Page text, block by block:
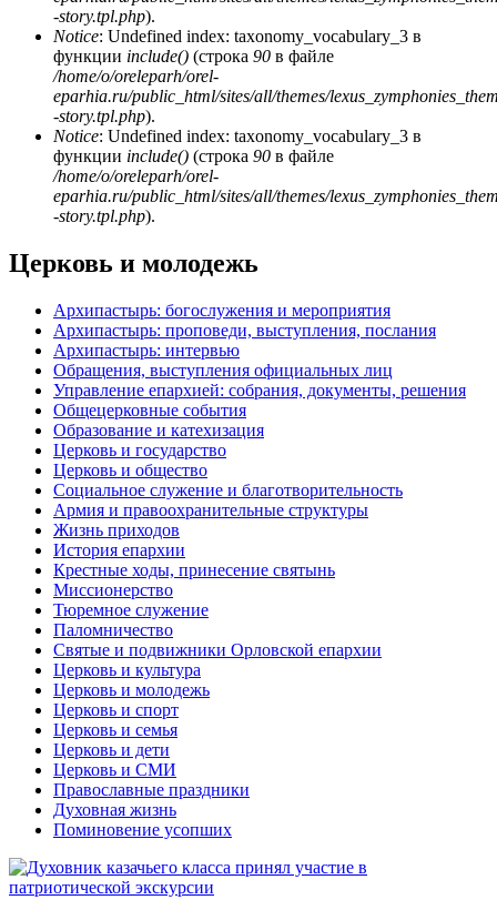
-story.tpl.php).
Notice: Undefined index: taxonomy_vocabulary_3 в
функции include() (строка 90 в файле
/home/o/oreleparh/orel-
eparhia.ru/public_html/sites/all/themes/
-story.tpl.php).
Notice: Undefined index: taxonomy_vocabulary_3 в
функции include() (строка 90 в файле
/home/o/oreleparh/orel-
eparhia.ru/public_html/sites/all/themes/
-story.tpl.php).
Церковь и молодежь
Архипастырь: богослужения и мероприятия
Архипастырь: проповеди, выступления, послания
Архипастырь: интервью
Обращения, выступления официальных лиц
Управление епархией: собрания, документы, решения
Общецерковные события
Образование и катехизация
Церковь и государство
Церковь и общество
Социальное служение и благотворительность
Армия и правоохранительные структуры
Жизнь приходов
История епархии
Крестные ходы, принесение святынь
Миссионерство
Тюремное служение
Паломничество
Святые и подвижники Орловской епархии
Церковь и культура
Церковь и молодежь
Церковь и спорт
Церковь и семья
Церковь и дети
Церковь и СМИ
Православные праздники
Духовная жизнь
Поминовение усопших